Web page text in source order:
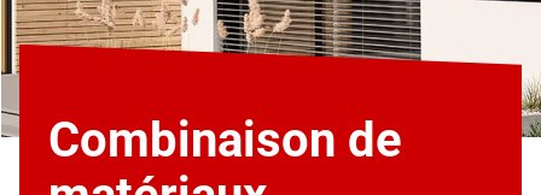
Combinaison de